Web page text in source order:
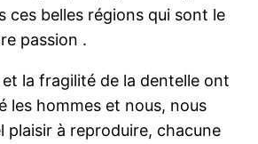
ces belles régions qui sont le
passion .
la fragilité de la dentelle ont
les hommes et nous, nous
plaisir à reproduire, chacune